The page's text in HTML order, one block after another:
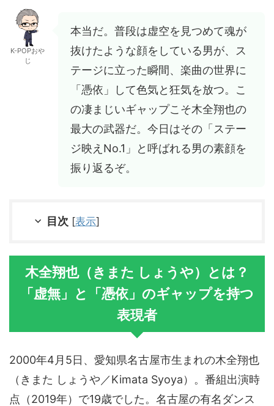
K-POPおや
じ
本当だ。普段は虚空を見つめて魂が
抜けたような顔をしている男が、ス
テージに立った瞬間、楽曲の世界に
「憑依」して色気と狂気を放つ。こ
の凄まじいギャップこそ木全翔也の
最大の武器だ。今日はその「ステー
ジ映えNo.1」と呼ばれる男の素顔を
振り返るぞ。
目次 [表示]
木全翔也（きまた しょうや）とは？
「虚無」と「憑依」のギャップを持つ
表現者
2000年4月5日、愛知県名古屋市生まれの木全翔也
（きまた しょうや／Kimata Syoya）。番組出演時
点（2019年）で19歳でした。名古屋の有名ダンス